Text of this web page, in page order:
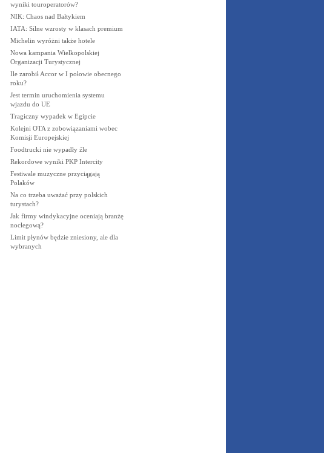
wyniki touroperatorów?
NIK: Chaos nad Bałtykiem
IATA: Silne wzrosty w klasach premium
Michelin wyróżni także hotele
Nowa kampania Wielkopolskiej
Organizacji Turystycznej
Ile zarobił Accor w I połowie obecnego
roku?
Jest termin uruchomienia systemu
wjazdu do UE
Tragiczny wypadek w Egipcie
Kolejni OTA z zobowiązaniami wobec
Komisji Europejskiej
Foodtrucki nie wypadły źle
Rekordowe wyniki PKP Intercity
Festiwale muzyczne przyciągają
Polaków
Na co trzeba uważać przy polskich
turystach?
Jak firmy windykacyjne oceniają branżę
noclegową?
Limit płynów będzie zniesiony, ale dla
wybranych